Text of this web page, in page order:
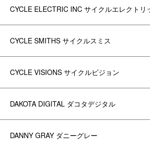
CYCLE ELECTRIC INC サイクルエレクトリ
CYCLE SMITHS サイクルスミス
CYCLE VISIONS サイクルビジョン
DAKOTA DIGITAL ダコタデジタル
DANNY GRAY ダニーグレー